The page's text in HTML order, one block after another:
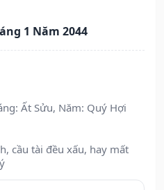
1 Năm 2044
Ất Sửu, Năm: Quý Hợi
cầu tài đều xấu, hay mất